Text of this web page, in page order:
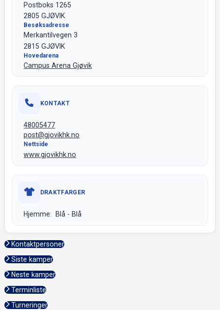
Postboks 1265
2805 GJØVIK
Besøksadresse
Merkantilvegen 3
2815 GJØVIK
Hovedarena
Campus Arena Gjøvik
KONTAKT
48005477
post@gjovikhk.no
Nettside
www.gjovikhk.no
DRAKTFARGER
Hjemme: Blå - Blå
Kontaktpersoner
Siste kamper
Neste kamper
Terminliste
Turneringer